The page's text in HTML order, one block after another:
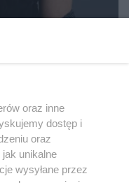
urlopem.
oraz inne
dostęp i
oraz
unikalne
wysyłane przez